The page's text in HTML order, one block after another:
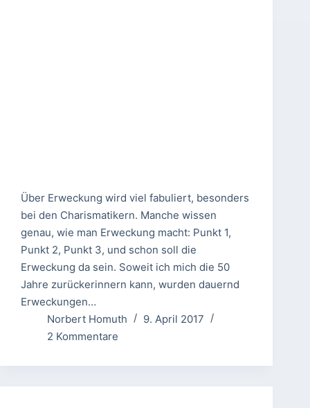
Über Erweckung wird viel fabuliert, besonders
bei den Charismatikern. Manche wissen
genau, wie man Erweckung macht: Punkt 1,
Punkt 2, Punkt 3, und schon soll die
Erweckung da sein. Soweit ich mich die 50
Jahre zurückerinnern kann, wurden dauernd
Erweckungen…
Norbert Homuth
9. April 2017
2 Kommentare